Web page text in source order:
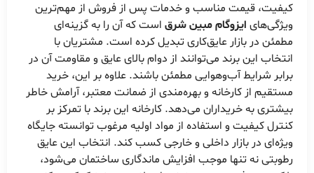
کیفیت، قیمت مناسب و خدمات پس از فروش از مهم‌ترین
ویژگی‌های ایزوگام مبین شرق است که آن را به گزینه‌ای
مطمئن در بازار عایق‌کاری تبدیل کرده است. مشتریان با
انتخاب این برند می‌توانند از دوام بالای عایق و مقاومت آن در
برابر شرایط آب‌وهوایی مطمئن باشند. علاوه بر این، خرید
مستقیم از کارخانه و بهره‌مندی از ضمانت معتبر، آرامش خاطر
بیشتری به خریداران می‌دهد. کارخانه این برند با تمرکز بر
کنترل کیفیت و استفاده از مواد اولیه مرغوب توانسته جایگاه
ویژه‌ای در بازار داخلی و خارجی کسب کند. انتخاب این عایق
رطوبتی نه تنها موجب افزایش ماندگاری ساختمان می‌شود،